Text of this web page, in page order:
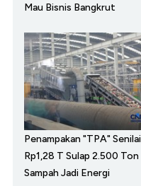
Mau Bisnis Bangkrut
Penampakan "TPA" Senilai
Rp1,28 T Sulap 2.500 Ton
Sampah Jadi Energi